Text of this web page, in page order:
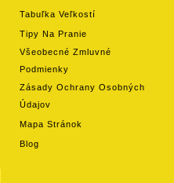
Tabuľka Veľkostí
Tipy Na Pranie
Všeobecné Zmluvné
Podmienky
Zásady Ochrany Osobných
Údajov
Mapa Stránok
Blog